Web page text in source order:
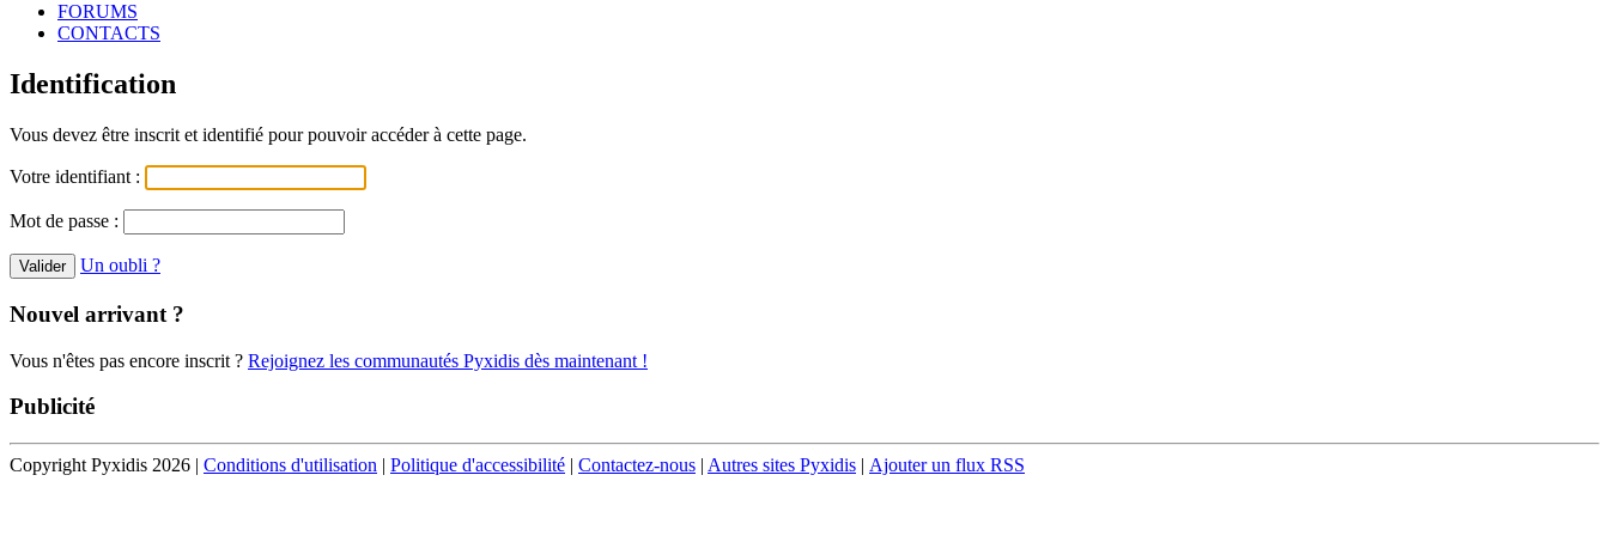
FORUMS
CONTACTS
Identification
Vous devez être inscrit et identifié pour pouvoir accéder à cette page.
Votre identifiant :
Mot de passe :
Un oubli ?
Nouvel arrivant ?
Vous n'êtes pas encore inscrit ? Rejoignez les communautés Pyxidis dès maintenant !
Publicité
Copyright Pyxidis 2026 | Conditions d'utilisation | Politique d'accessibilité | Contactez-nous | Autres sites Pyxidis | Ajouter un flux RSS